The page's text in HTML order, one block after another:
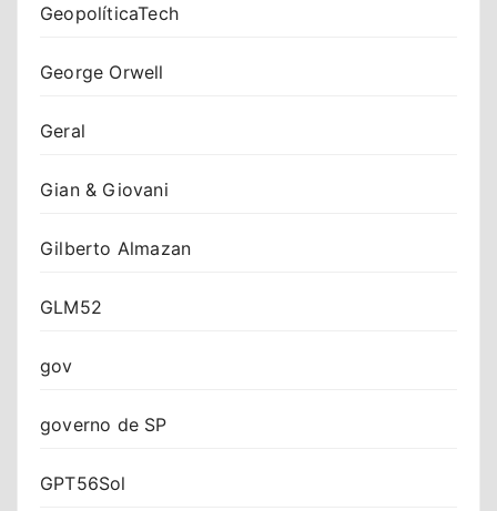
GeopolíticaTech
George Orwell
Geral
Gian & Giovani
Gilberto Almazan
GLM52
gov
governo de SP
GPT56Sol